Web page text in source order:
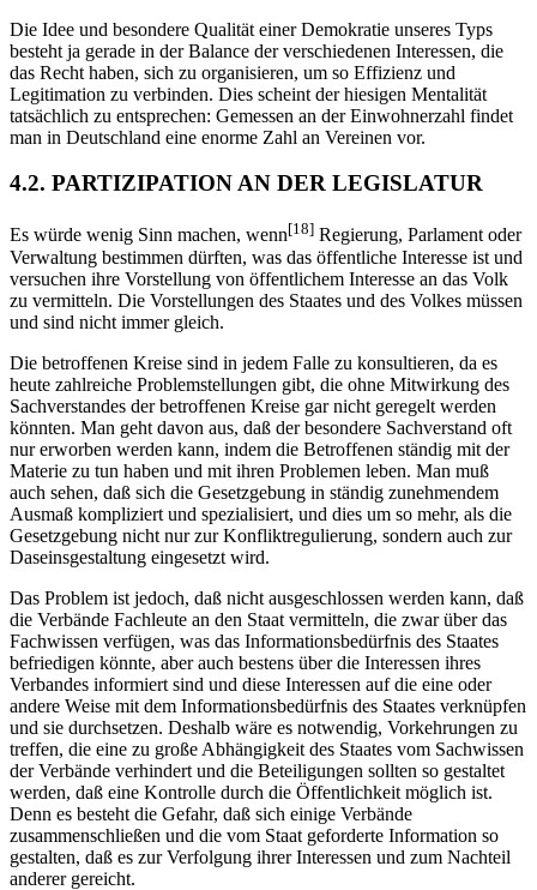
Die Idee und besondere Qualität einer Demokratie unseres Typs
besteht ja gerade in der Balance der verschiedenen Interessen, die
das Recht haben, sich zu organisieren, um so Effizienz und
Legitimation zu verbinden. Dies scheint der hiesigen Mentalität
tatsächlich zu entsprechen: Gemessen an der Einwohnerzahl findet
man in Deutschland eine enorme Zahl an Vereinen vor.
4.2. PARTIZIPATION AN DER LEGISLATUR
Es würde wenig Sinn machen, wenn[18] Regierung, Parlament oder
Verwaltung bestimmen dürften, was das öffentliche Interesse ist und
versuchen ihre Vorstellung von öffentlichem Interesse an das Volk
zu vermitteln. Die Vorstellungen des Staates und des Volkes müssen
und sind nicht immer gleich.
Die betroffenen Kreise sind in jedem Falle zu konsultieren, da es
heute zahlreiche Problemstellungen gibt, die ohne Mitwirkung des
Sachverstandes der betroffenen Kreise gar nicht geregelt werden
könnten. Man geht davon aus, daß der besondere Sachverstand oft
nur erworben werden kann, indem die Betroffenen ständig mit der
Materie zu tun haben und mit ihren Problemen leben. Man muß
auch sehen, daß sich die Gesetzgebung in ständig zunehmendem
Ausmaß kompliziert und spezialisiert, und dies um so mehr, als die
Gesetzgebung nicht nur zur Konfliktregulierung, sondern auch zur
Daseinsgestaltung eingesetzt wird.
Das Problem ist jedoch, daß nicht ausgeschlossen werden kann, daß
die Verbände Fachleute an den Staat vermitteln, die zwar über das
Fachwissen verfügen, was das Informationsbedürfnis des Staates
befriedigen könnte, aber auch bestens über die Interessen ihres
Verbandes informiert sind und diese Interessen auf die eine oder
andere Weise mit dem Informationsbedürfnis des Staates verknüpfen
und sie durchsetzen. Deshalb wäre es notwendig, Vorkehrungen zu
treffen, die eine zu große Abhängigkeit des Staates vom Sachwissen
der Verbände verhindert und die Beteiligungen sollten so gestaltet
werden, daß eine Kontrolle durch die Öffentlichkeit möglich ist.
Denn es besteht die Gefahr, daß sich einige Verbände
zusammenschließen und die vom Staat geforderte Information so
gestalten, daß es zur Verfolgung ihrer Interessen und zum Nachteil
anderer gereicht.